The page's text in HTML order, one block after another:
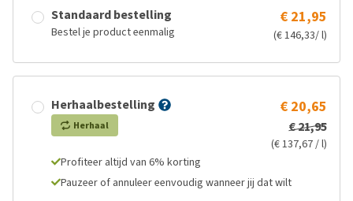
Standaard bestelling
Bestel je product eenmalig
€ 21,95
(€ 146,33/ l)
Herhaalbestelling
Herhaal
€ 20,65
€ 21,95
(€ 137,67 / l)
Profiteer altijd van 6% korting
Pauzeer of annuleer eenvoudig wanneer jij dat wilt